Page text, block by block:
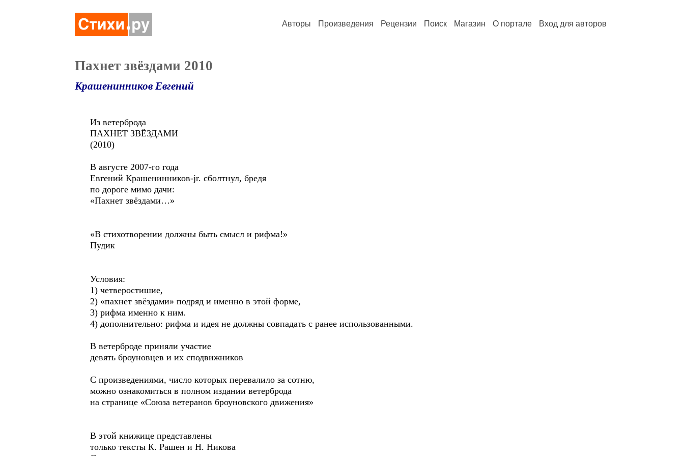
Авторы Произведения Рецензии Поиск Магазин О портале Вход для авторов
Пахнет звёздами 2010
Крашенинников Евгений
Из ветерброда
ПАХНЕТ ЗВЁЗДАМИ
(2010)
В августе 2007-го года
Евгений Крашенинников-jr. сболтнул, бредя
по дороге мимо дачи:
«Пахнет звёздами…»
«В стихотворении должны быть смысл и рифма!»
Пудик
Условия:
1) четверостишие,
2) «пахнет звёздами» подряд и именно в этой форме,
3) рифма именно к ним.
4) дополнительно: рифма и идея не должны совпадать с ранее использованными.
В ветерброде приняли участие
девять броуновцев и их сподвижников
С произведениями, число которых перевалило за сотню,
можно ознакомиться в полном издании ветерброда
на странице «Союза ветеранов броуновского движения»
В этой книжице представлены
только тексты К. Рашен и Н. Никова